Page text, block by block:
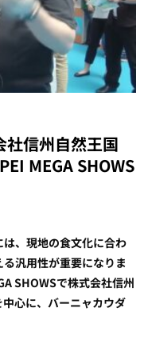
社信州自然王国
MEGA SHOWS
、現地の食文化に合わ
汎用性が重要になりま
SHOWSで株式会社信州
心に、バーニャカウダ